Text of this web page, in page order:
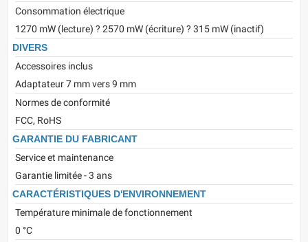
Consommation électrique
1270 mW (lecture) ? 2570 mW (écriture) ? 315 mW (inactif)
DIVERS
Accessoires inclus
Adaptateur 7 mm vers 9 mm
Normes de conformité
FCC, RoHS
GARANTIE DU FABRICANT
Service et maintenance
Garantie limitée - 3 ans
CARACTÉRISTIQUES D'ENVIRONNEMENT
Température minimale de fonctionnement
0 °C